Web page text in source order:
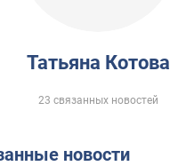
Татьяна Котова
23 связанных новостей
новости